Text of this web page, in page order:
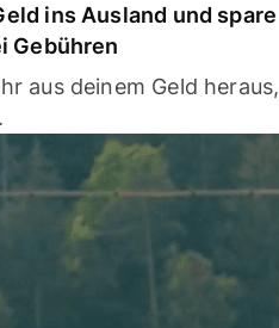
ins Ausland und spare
Gebühren
aus deinem Geld heraus,